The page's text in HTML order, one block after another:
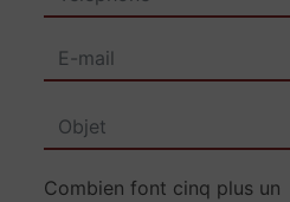
Combien font cinq plus un